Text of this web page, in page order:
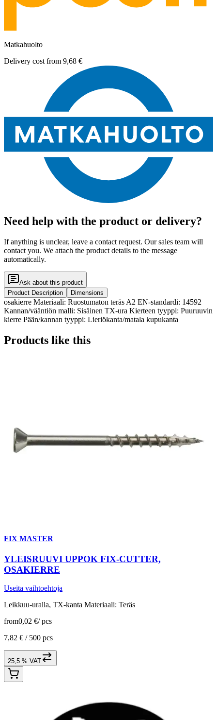
Matkahuolto
Delivery cost from 9,68 €
Need help with the product or delivery?
If anything is unclear, leave a contact request. Our sales team will
contact you. We attach the product details to the message
automatically.
Ask about this product
Product Description
Dimensions
osakierre Materiaali: Ruostumaton teräs A2 EN-standardi: 14592
Kannan/vääntiön malli: Sisäinen TX-ura Kierteen tyyppi: Puuruuvin
kierre Pään/kannan tyyppi: Lieriökanta/matala kupukanta
Products like this
FIX MASTER
YLEISRUUVI UPPOK FIX-CUTTER,
OSAKIERRE
Useita vaihtoehtoja
Leikkuu-uralla, TX-kanta Materiaali: Teräs
from0,02 €/ pcs
7,82 € / 500 pcs
25,5 % VAT